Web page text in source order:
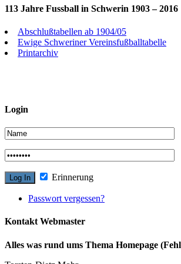
113 Jahre Fussball in Schwerin 1903 – 2016
Abschlußtabellen ab 1904/05
Ewige Schweriner Vereinsfußballtabelle
Printarchiv
Login
Erinnerung
Passwort vergessen?
Kontakt Webmaster
Alles was rund ums Thema Homepage